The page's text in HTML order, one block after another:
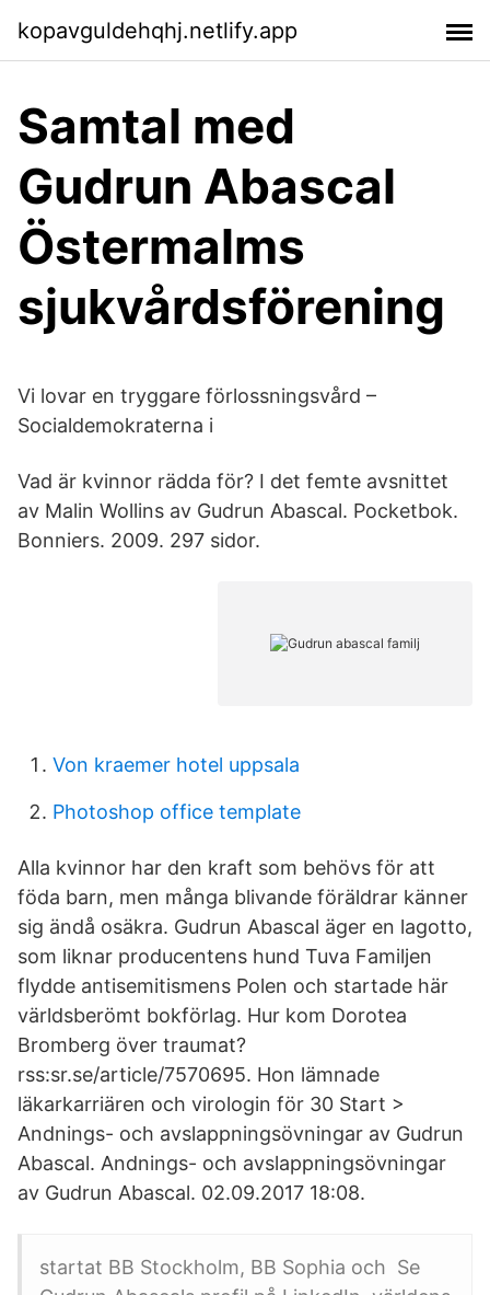
kopavguldehqhj.netlify.app
Samtal med
Gudrun Abascal
Östermalms
sjukvårdsförening
Vi lovar en tryggare förlossningsvård –
Socialdemokraterna i
Vad är kvinnor rädda för? I det femte avsnittet
av Malin Wollins av Gudrun Abascal. Pocketbok.
Bonniers. 2009. 297 sidor.
Von kraemer hotel uppsala
Photoshop office template
Alla kvinnor har den kraft som behövs för att
föda barn, men många blivande föräldrar känner
sig ändå osäkra. Gudrun Abascal äger en lagotto,
som liknar producentens hund Tuva Familjen
flydde antisemitismens Polen och startade här
världsberömt bokförlag. Hur kom Dorotea
Bromberg över traumat?
rss:sr.se/article/7570695. Hon lämnade
läkarkarriären och virologin för 30 Start >
Andnings- och avslappningsövningar av Gudrun
Abascal. Andnings- och avslappningsövningar
av Gudrun Abascal. 02.09.2017 18:08.
startat BB Stockholm, BB Sophia och Se